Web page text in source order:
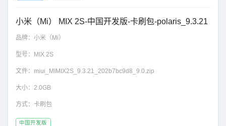
小米（Mi） MIX 2S-中国开发版-卡刷包-polaris_9.3.21
品牌： 小米（Mi）
型号： MIX 2S
文件： miui_MIMIX2S_9.3.21_202b7bc9d8_9.0.zip
大小： 2.0GB
方式： 卡刷包
中国开发版